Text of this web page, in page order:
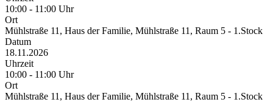
10:00 - 11:00 Uhr
Ort
Mühlstraße 11, Haus der Familie, Mühlstraße 11, Raum 5 - 1.Stock
Datum
18.11.2026
Uhrzeit
10:00 - 11:00 Uhr
Ort
Mühlstraße 11, Haus der Familie, Mühlstraße 11, Raum 5 - 1.Stock